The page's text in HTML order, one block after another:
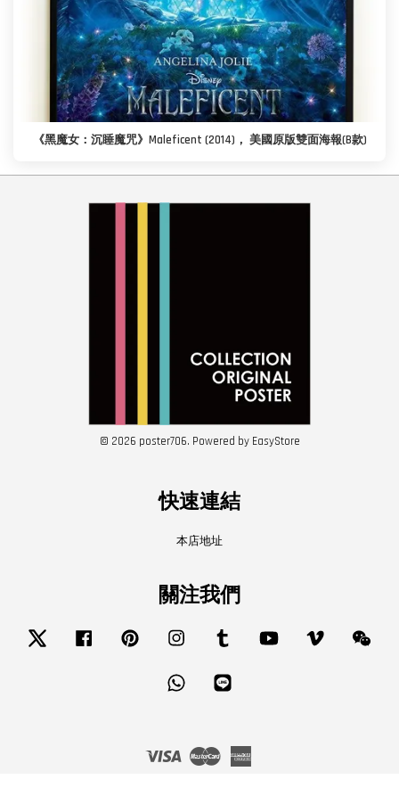
《黑魔女：沉睡魔咒》Maleficent (2014)， 美國原版雙面海報(B款)
© 2026 poster706. Powered by EasyStore
快速連結
本店地址
關注我們
Twitter Facebook Pinterest Instagram Tumblr YouTube Vimeo
Whatsapp
Visa Master